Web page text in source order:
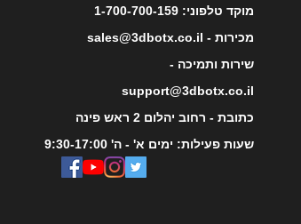
מוקד טלפוני:1-700-700-159
מכירות - sales@3dbotx.co.il
שירות ותמיכה -
support@3dbotx.co.il
כתובת - רחוב יהלום 2 ראש פינה
שעות פעילות: ימים א' - ה' 9:30-17:00